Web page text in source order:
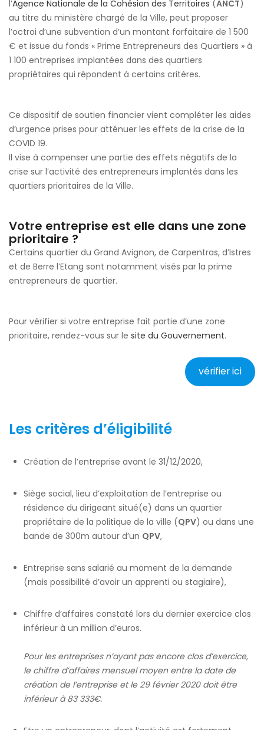
l’Agence Nationale de la Cohésion des Territoires (ANCT)
au titre du ministère chargé de la Ville, peut proposer
l’octroi d’une subvention d’un montant forfaitaire de 1 500
€ et issue du fonds « Prime Entrepreneurs des Quartiers » à
1 100 entreprises implantées dans des quartiers
propriétaires qui répondent à certains critères.
Ce dispositif de soutien financier vient compléter les aides
d’urgence prises pour atténuer les effets de la crise de la
COVID 19.
Il vise à compenser une partie des effets négatifs de la
crise sur l’activité des entrepreneurs implantés dans les
quartiers prioritaires de la Ville.
Votre entreprise est elle dans une zone
prioritaire ?
Certains quartier du Grand Avignon, de Carpentras, d’Istres
et de Berre l’Etang sont notamment visés par la prime
entrepreneurs de quartier.
Pour vérifier si votre entreprise fait partie d’une zone
prioritaire, rendez-vous sur le site du Gouvernement.
vérifier ici
Les critères d’éligibilité
Création de l’entreprise avant le 31/12/2020,
Siège social, lieu d’exploitation de l’entreprise ou
résidence du dirigeant situé(e) dans un quartier
propriétaire de la politique de la ville (QPV) ou dans une
bande de 300m autour d’un QPV,
Entreprise sans salarié au moment de la demande
(mais possibilité d’avoir un apprenti ou stagiaire),
Chiffre d’affaires constaté lors du dernier exercice clos
inférieur à un million d’euros.
Pour les entreprises n’ayant pas encore clos d’exercice,
le chiffre d’affaires mensuel moyen entre la date de
création de l’entreprise et le 29 février 2020 doit être
inférieur à 83 333€.